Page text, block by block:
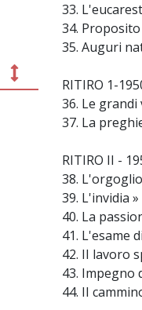
33.
34.
35. Auguri
RITIRO 1-
36. Le grandi
37. La
RITIRO II -
38.
39. L'invidia »
40. La
41. L'esame
42. II lavoro
43. Impegno
44. II